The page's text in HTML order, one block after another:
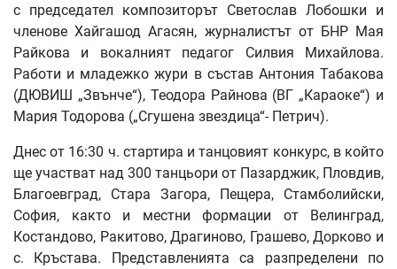
с председател композиторът Светослав Лобошки и
членове Хайгашод Агасян, журналистът от БНР Мая
Райкова и вокалният педагог Силвия Михайлова.
Работи и младежко жури в състав Антония Табакова
(ДЮВИШ „Звънче“), Теодора Райнова (ВГ „Караоке“) и
Мария Тодорова („Сгушена звездица“- Петрич).
Днес от 16:30 ч. стартира и танцовият конкурс, в който
ще участват над 300 танцьори от Пазарджик, Пловдив,
Благоевград, Стара Загора, Пещера, Стамболийски,
София, както и местни формации от Велинград,
Костандово, Ракитово, Драгиново, Грашево, Дорково и
с. Кръстава. Представленията са разпределени по